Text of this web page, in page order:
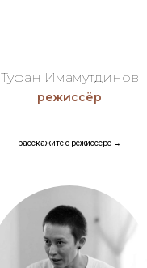
Туфан Имамутдинов
режиссёр
расскажите о режиссере →